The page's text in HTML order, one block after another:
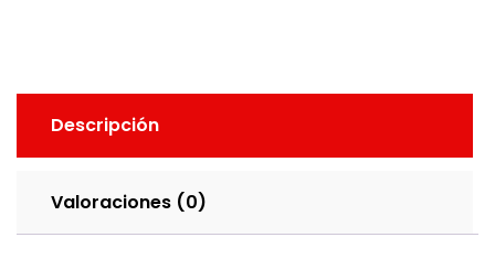
Descripción
Valoraciones (0)